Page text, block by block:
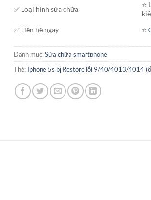
✅ Loại hình sửa chữa
⭐️
✅ Liên hệ ngay
⭐️
Danh mục:Sửa chữa smartphone
Thẻ: Iphone 5s bị Restore lỗi 9/40/4013/4014